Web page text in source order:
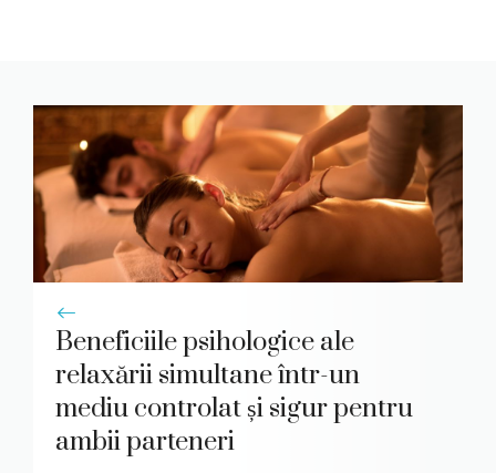
Beneficiile psihologice ale
relaxării simultane într-un
mediu controlat și sigur pentru
ambii parteneri